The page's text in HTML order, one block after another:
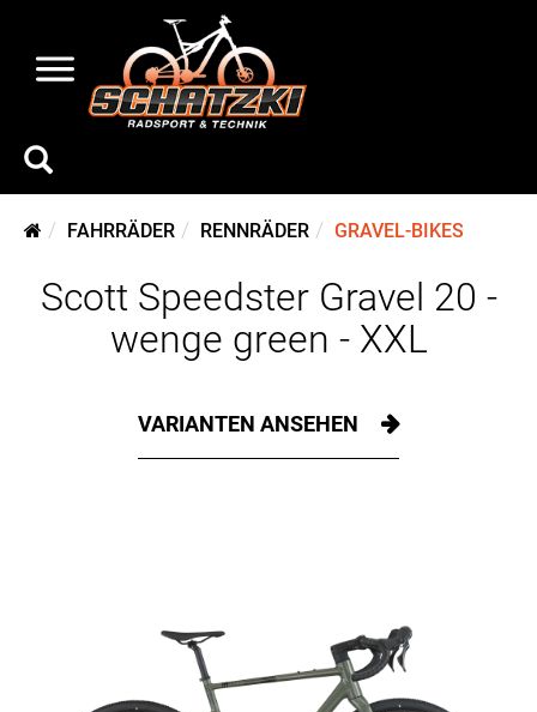
FAHRRÄDER RENNRÄDER GRAVEL-BIKES
Scott Speedster Gravel 20 -
wenge green - XXL
VARIANTEN ANSEHEN